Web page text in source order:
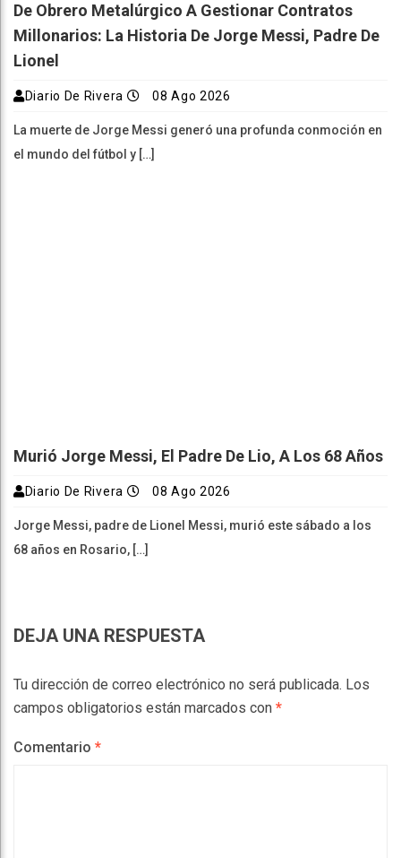
De Obrero Metalúrgico A Gestionar Contratos
Millonarios: La Historia De Jorge Messi, Padre De
Lionel
Diario De Rivera 08 Ago 2026
La muerte de Jorge Messi generó una profunda conmoción en
el mundo del fútbol y […]
Murió Jorge Messi, El Padre De Lio, A Los 68 Años
Diario De Rivera 08 Ago 2026
Jorge Messi, padre de Lionel Messi, murió este sábado a los
68 años en Rosario, […]
DEJA UNA RESPUESTA
Tu dirección de correo electrónico no será publicada. Los
campos obligatorios están marcados con *
Comentario *